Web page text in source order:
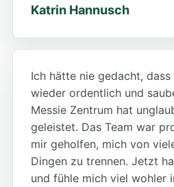
Katrin Hannusch
Ich hätte nie gedacht, dass
wieder ordentlich und
Messie Zentrum hat
geleistet. Das Team war
mir geholfen, mich von
Dingen zu trennen. Jetzt
und fühle mich viel wohler